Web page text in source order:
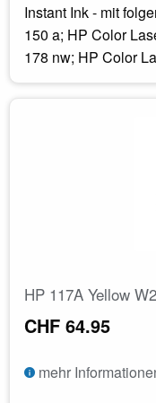
Instant Ink - mit
150 a; HP Color
178 nw; HP Color
HP 117A Yellow
CHF 64.95
mehr